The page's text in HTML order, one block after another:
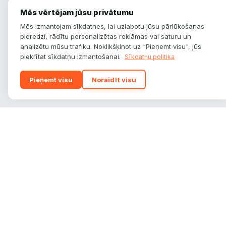
Mēs vērtējam jūsu privātumu
Mēs izmantojam sīkdatnes, lai uzlabotu jūsu pārlūkošanas
pieredzi, rādītu personalizētas reklāmas vai saturu un
analizētu mūsu trafiku. Noklikšķinot uz "Pieņemt visu", jūs
piekrītat sīkdatņu izmantošanai. Sīkdatņu politika
Pieņemt visu Noraidīt visu